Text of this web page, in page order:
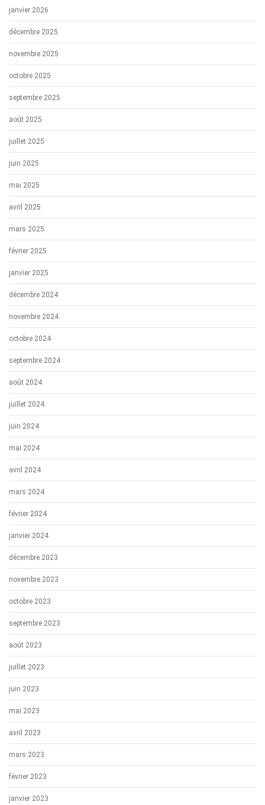
janvier 2026
décembre 2025
novembre 2025
octobre 2025
septembre 2025
août 2025
juillet 2025
juin 2025
mai 2025
avril 2025
mars 2025
février 2025
janvier 2025
décembre 2024
novembre 2024
octobre 2024
septembre 2024
août 2024
juillet 2024
juin 2024
mai 2024
avril 2024
mars 2024
février 2024
janvier 2024
décembre 2023
novembre 2023
octobre 2023
septembre 2023
août 2023
juillet 2023
juin 2023
mai 2023
avril 2023
mars 2023
février 2023
janvier 2023